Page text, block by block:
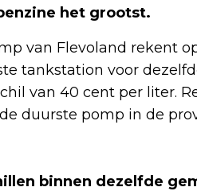
het grootst.
van Flevoland rekent
tankstation voor
van 40 cent per liter.
duurste pomp in de
binnen dezelfde